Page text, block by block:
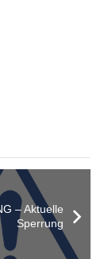
– Aktuelle
Sperrung